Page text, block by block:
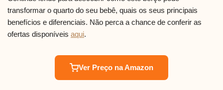
transformar o quarto do seu bebê, quais os seus principais
benefícios e diferenciais. Não perca a chance de conferir as
ofertas disponíveis aqui.
Ver Preço na Amazon